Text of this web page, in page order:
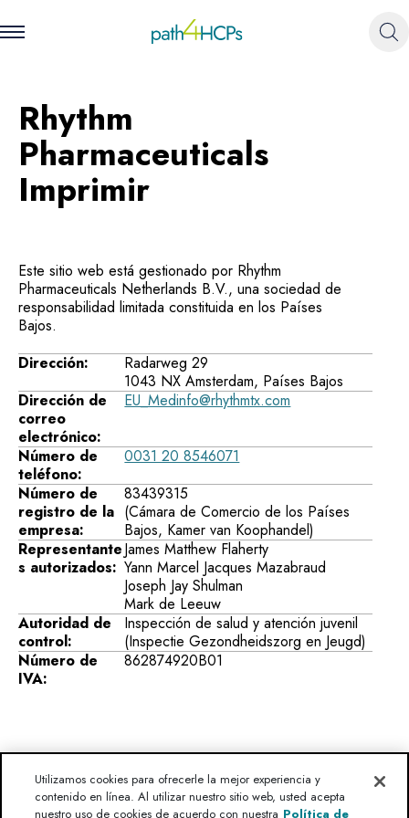
Rhythm
Pharmaceuticals
Imprimir
Este sitio web está gestionado por Rhythm
Pharmaceuticals Netherlands B.V., una sociedad de
responsabilidad limitada constituida en los Países
Bajos.
Dirección:
Radarweg 29
1043 NX Amsterdam, Países Bajos
Dirección de
correo
electrónico:
EU_Medinfo@rhythmtx.com
Número de
teléfono:
0031 20 8546071
Número de
registro de la
empresa:
83439315
(Cámara de Comercio de los Países
Bajos, Kamer van Koophandel)
Representante
s autorizados:
James Matthew Flaherty
Yann Marcel Jacques Mazabraud
Joseph Jay Shulman
Mark de Leeuw
Autoridad de
control:
Inspección de salud y atención juvenil
(Inspectie Gezondheidszorg en Jeugd)
Número de
IVA:
862874920B01
Advertencia legal
Utilizamos cookies para ofrecerle la mejor experiencia y
contenido en línea. Al utilizar nuestro sitio web, usted acepta
nuestro uso de cookies de acuerdo con nuestra Política de